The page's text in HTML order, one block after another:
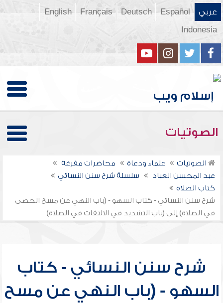
عربي Español
Deutsch
Français
English
Indonesia
الصوتيات
الصوتيات علماء ودعاة
محاضرات مفرغة
عبد المحسن العباد
سلسلة شرح سنن النسائي
كتاب الصلاة
شرح سنن النسائي - كتاب السهو - (باب النهي عن مسح الحصى
في الصلاة) إلى (باب التشديد في الالتفات في الصلاة)
شرح سنن النسائي - كتاب
السهو - (باب النهي عن مسح